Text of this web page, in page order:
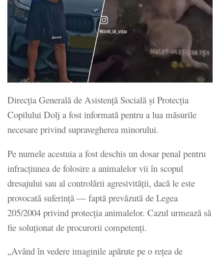
Direcția Generală de Asistență Socială și Protecția
Copilului Dolj a fost informată pentru a lua măsurile
necesare privind supravegherea minorului.
Pe numele acestuia a fost deschis un dosar penal pentru
infracțiunea de folosire a animalelor vii în scopul
dresajului sau al controlării agresivității, dacă le este
provocată suferință — faptă prevăzută de Legea
205/2004 privind protecția animalelor. Cazul urmează să
fie soluționat de procurorii competenți.
„Având în vedere imaginile apărute pe o rețea de